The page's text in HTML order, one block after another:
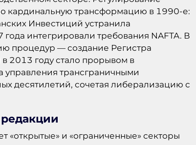
кардинальную трансформацию в 1990-е:
Инвестиций устранила
интегрировали требования NAFTA. В
процедур — создание Регистра
2013 году стало прорывом в
управления трансграничными
десятилетий, сочетая либерализацию с
«открытые» и «ограниченные» секторы